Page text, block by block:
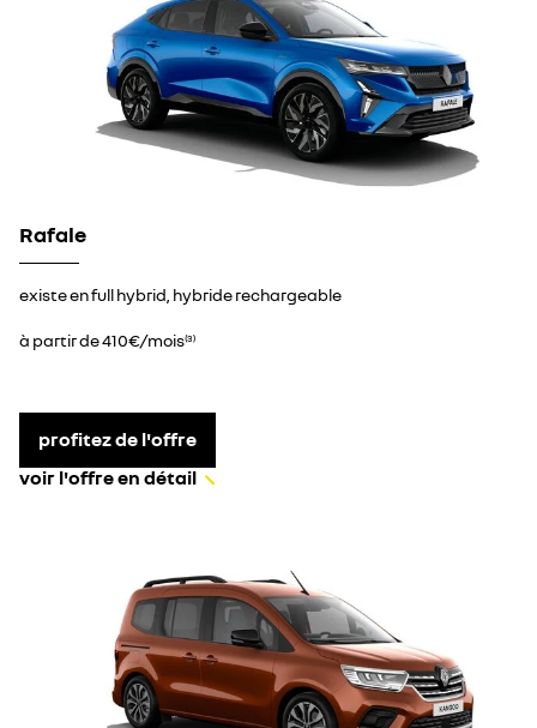
Rafale
existe en full hybrid, hybride rechargeable
à partir de 410€/mois(3)
profitez de l'offre
voir l'offre en détail